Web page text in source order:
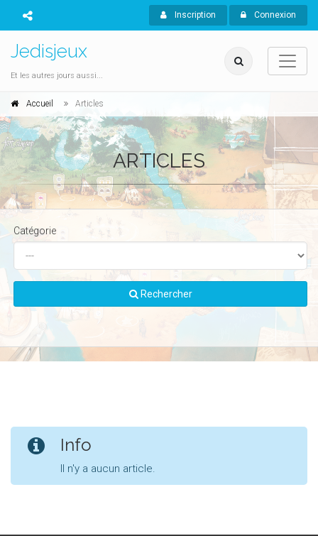
Inscription Connexion
Jedisjeux
Et les autres jours aussi...
Accueil Articles
ARTICLES
Catégorie
Rechercher
Info
Il n'y a aucun article.